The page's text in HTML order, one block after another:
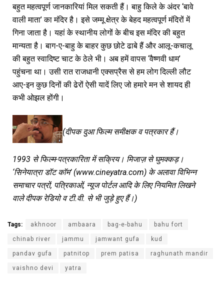
बहुत महत्वपूर्ण जानकारियां मिल सकती हैं। बाहु किले के अंदर ‘बावे
वाली माता’ का मंदिर है। इसे जम्मू क्षेत्र के बेहद महत्वपूर्ण मंदिरों में
गिना जाता है। यहां के स्थानीय लोगों के बीच इस मंदिर की बहुत
मान्यता है। बाग-ए-बाहु के बाहर कुछ छोटे ढाबे हैं और आलू-कचालू
की बहुत स्वादिष्ट चाट के ठेले भी। अब हमें वापस ‘वैष्णवी धाम’
पहुंचना था। उसी रात राजधानी एक्सप्रैस से हम लोग दिल्ली लौट
आए-इन कुछ दिनों की ढेरों ऐसी यादें लिए जो हमारे मन से शायद ही
कभी ओझल होंगी।
(दीपक दुआ फिल्म समीक्षक व पत्रकार हैं।
1993 से फिल्म-पत्रकारिता में सक्रिय। मिजाज़ से घुमक्कड़।
‘सिनेयात्रा डॉट कॉम’ (www.cineyatra.com) के अलावा विभिन्न
समाचार पत्रों, पत्रिकाओं, न्यूज पोर्टल आदि के लिए नियमित लिखने
वाले दीपक रेडियो व टी.वी. से भी जुड़े हुए हैं।)
Tags: akhnoor ambaara bag-e-bahu bahu fort
chinab river jammu jamwant gufa kud
pandav gufa patnitop prem patisa raghunath mandir
vaishno devi yatra